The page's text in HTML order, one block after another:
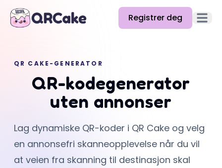
Registrer deg Åpne
Priser
Blogg
Hjelp
API
QR CAKE-GENERATOR
QR-kodegenerator
uten annonser
Lag dynamiske QR-koder i QR Cake og velg
en annonsefri skanneopplevelse når du vil
at veien fra skanning til destinasjon skal